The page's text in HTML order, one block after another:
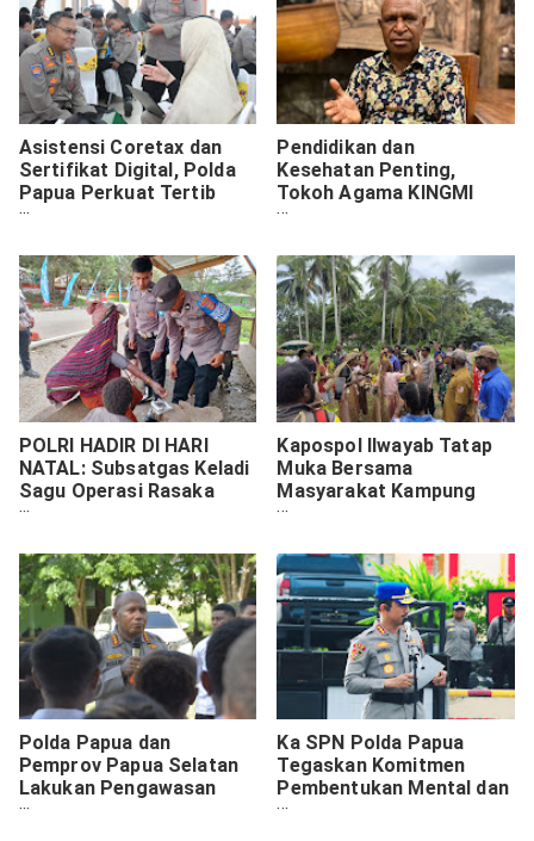
Asistensi Coretax dan
Sertifikat Digital, Polda
Papua Perkuat Tertib
Administrasi Perpajakan
Pendidikan dan
Kesehatan Penting,
Tokoh Agama KINGMI
Apresiasi Program Polda
Rasaka Cartenz 2025
POLRI HADIR DI HARI
NATAL: Subsatgas Keladi
Sagu Operasi Rasaka
Cartenz Layani
Lanny Jaya dengan Kasih
dan Kepedulian
Kapospol Ilwayab Tatap
Muka Bersama
Masyarakat Kampung
Wanam, Sampaikan
Polda Papua dan
Pemprov Papua Selatan
Lakukan Pengawasan
Penggunaan Dana
Ka SPN Polda Papua
Tegaskan Komitmen
Pembentukan Mental dan
Karakter Siswa Diktukba